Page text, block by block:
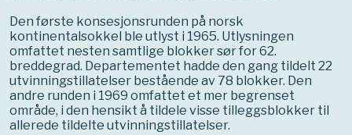
Den første konsesjonsrunden på norsk
kontinentalsokkel ble utlyst i 1965. Utlysningen
omfattet nesten samtlige blokker sør for 62.
breddegrad. Departementet hadde den gang tildelt 22
utvinningstillatelser bestående av 78 blokker. Den
andre runden i 1969 omfattet et mer begrenset
område, i den hensikt å tildele visse tilleggsblokker til
allerede tildelte utvinningstillatelser.